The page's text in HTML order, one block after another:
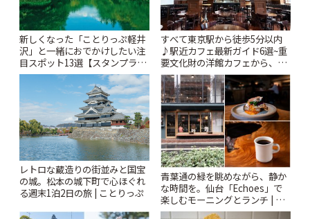
新しくなった「ことりっぷ軽井
沢」と一緒におでかけしたい注
目スポット13選【スタンプラリ
ー開催中】 | ことりっぷ
すべて東京駅から徒歩5分以内
♪駅近カフェ最新ガイド6選~重
要文化財の洋館カフェから、改
札すぐのレトロ喫茶まで~ | こと
りっぷ
レトロな蔵造りの街並みと国宝
の城。松本の城下町で心ほぐれ
る週末1泊2日の旅 | ことりっぷ
青葉通の緑を眺めながら、静か
な時間を。仙台「Echoes」で
楽しむモーニングとランチ | こ
とりっぷ